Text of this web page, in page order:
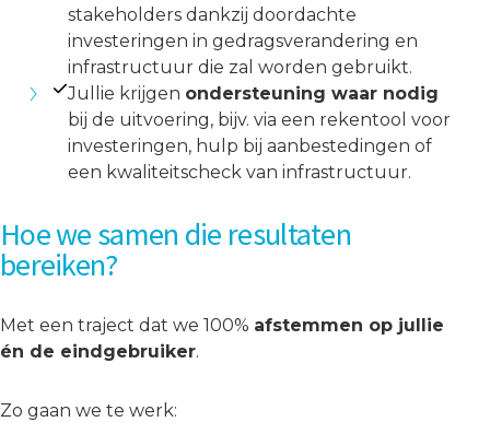
stakeholders dankzij doordachte
investeringen in gedragsverandering en
infrastructuur die zal worden gebruikt.
Jullie krijgen ondersteuning waar nodig
bij de uitvoering, bijv. via een rekentool voor
investeringen, hulp bij aanbestedingen of
een kwaliteitscheck van infrastructuur.
Hoe we samen die resultaten
bereiken?
Met een traject dat we 100% afstemmen op jullie
én de eindgebruiker.
Zo gaan we te werk: